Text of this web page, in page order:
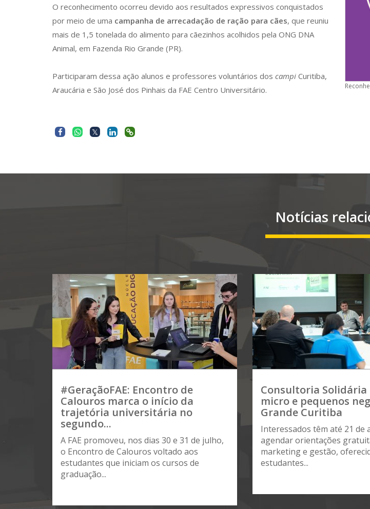
O reconhecimento ocorreu devido aos resultados expressivos conquistados
por meio de uma campanha de arrecadação de ração para cães, que reuniu
mais de 1,5 tonelada do alimento para cãezinhos acolhidos pela ONG DNA
Animal, em Fazenda Rio Grande (PR).
Participaram dessa ação alunos e professores voluntários dos campi Curitiba,
Araucária e São José dos Pinhais da FAE Centro Universitário.
Notícias
#GeraçãoFAE: Encontro de
Calouros marca o início da
trajetória universitária no
segundo...
A FAE promoveu, nos dias 30 e 31 de julho,
o Encontro de Calouros voltado aos
estudantes que iniciam os cursos de
graduação...
Consultoria
micro e pequenos
Grande Curitiba
Interessados têm até 21 de
agendar orientações
marketing e gestão,
estudantes...